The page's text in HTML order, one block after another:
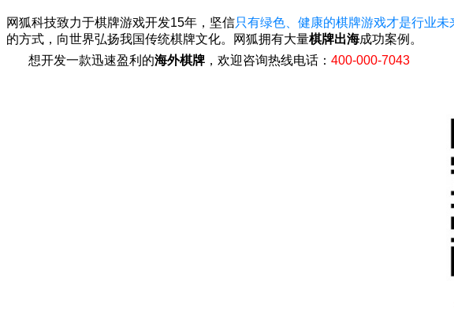
网狐科技致力于棋牌游戏开发15年，坚信只有绿色、健康的棋牌游戏才是行业未
的方式，向世界弘扬我国传统棋牌文化。
网狐拥有大量棋牌出海成功案例。
想开发一款迅速盈利的海外棋牌 ，欢迎咨询热线电话： 400-000-7043